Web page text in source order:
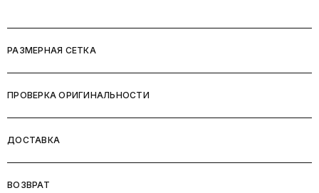
РАЗМЕРНАЯ СЕТКА
ПРОВЕРКА ОРИГИНАЛЬНОСТИ
ДОСТАВКА
ВОЗВРАТ